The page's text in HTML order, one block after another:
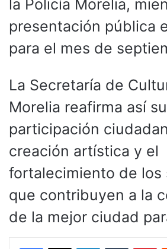
la Policía Morelia,
presentación pública
para el mes de
La Secretaría de
Morelia reafirma así
participación
creación artística y el
fortalecimiento de los
que contribuyen a la
de la mejor ciudad